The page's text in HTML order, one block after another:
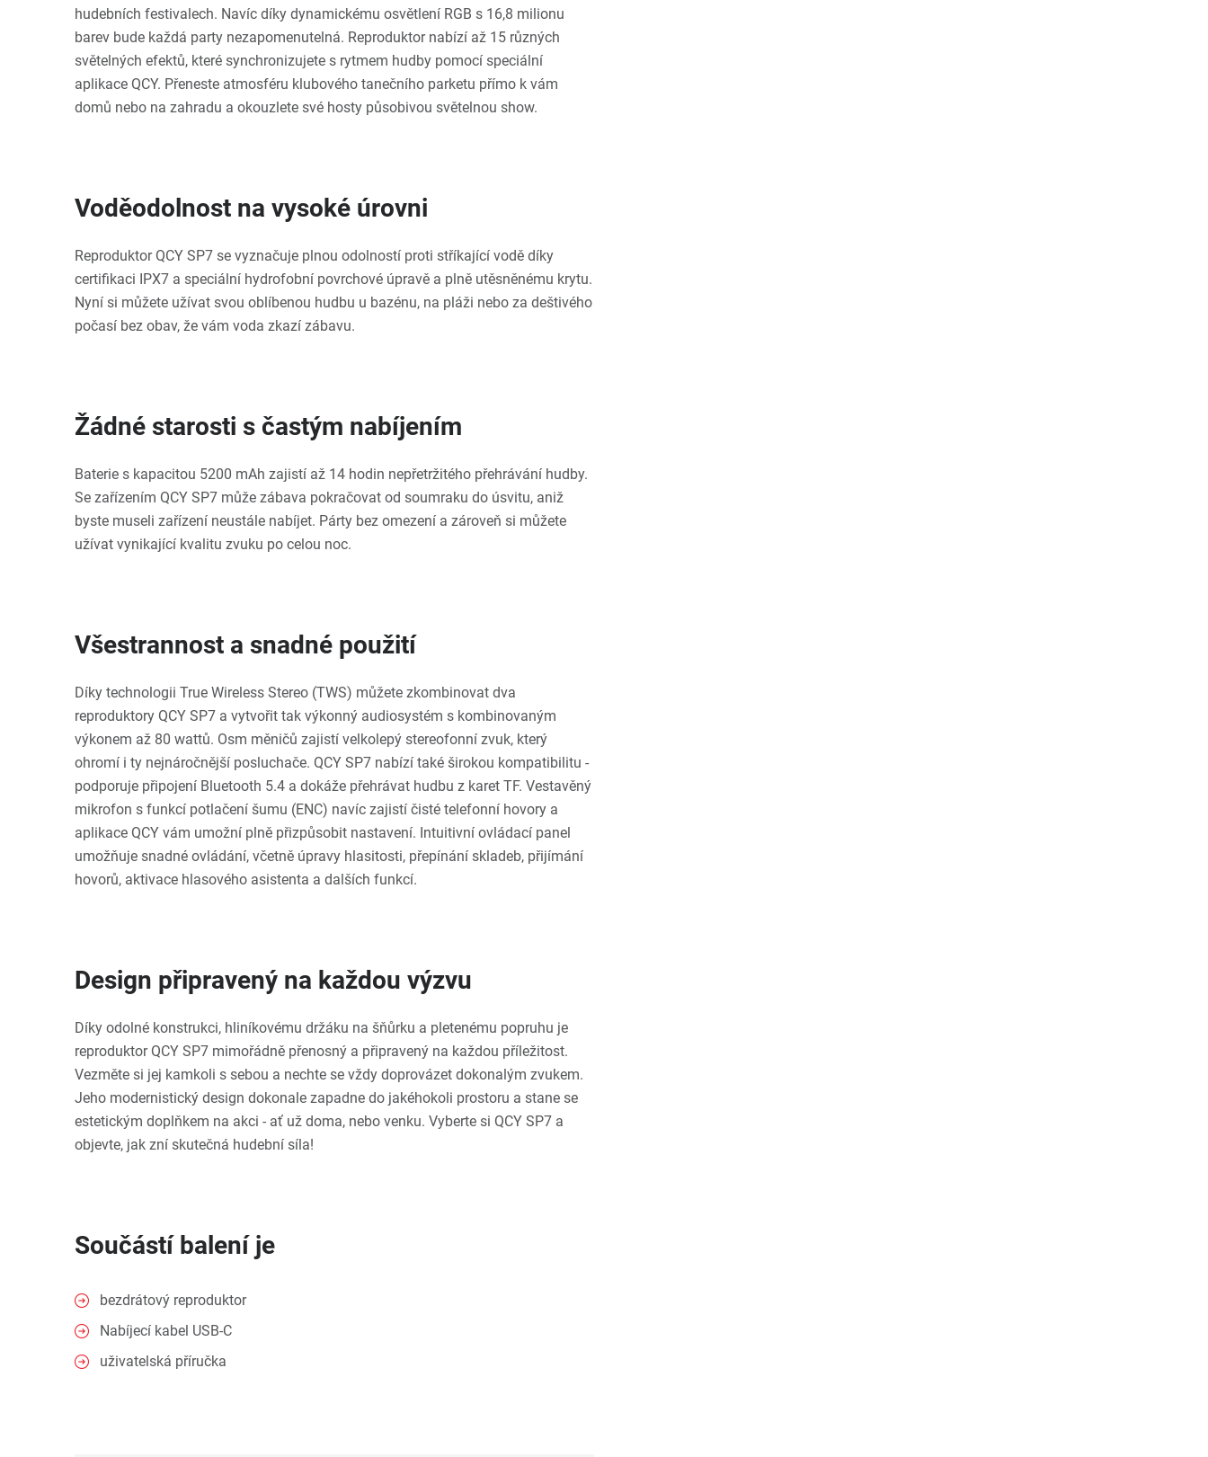
hudebních festivalech. Navíc díky dynamickému osvětlení RGB s 16,8 milionu
barev bude každá party nezapomenutelná. Reproduktor nabízí až 15 různých
světelných efektů, které synchronizujete s rytmem hudby pomocí speciální
aplikace QCY. Přeneste atmosféru klubového tanečního parketu přímo k vám
domů nebo na zahradu a okouzlete své hosty působivou světelnou show.
Voděodolnost na vysoké úrovni
Reproduktor QCY SP7 se vyznačuje plnou odolností proti stříkající vodě díky
certifikaci IPX7 a speciální hydrofobní povrchové úpravě a plně utěsněnému krytu.
Nyní si můžete užívat svou oblíbenou hudbu u bazénu, na pláži nebo za deštivého
počasí bez obav, že vám voda zkazí zábavu.
Žádné starosti s častým nabíjením
Baterie s kapacitou 5200 mAh zajistí až 14 hodin nepřetržitého přehrávání hudby.
Se zařízením QCY SP7 může zábava pokračovat od soumraku do úsvitu, aniž
byste museli zařízení neustále nabíjet. Párty bez omezení a zároveň si můžete
užívat vynikající kvalitu zvuku po celou noc.
Všestrannost a snadné použití
Díky technologii True Wireless Stereo (TWS) můžete zkombinovat dva
reproduktory QCY SP7 a vytvořit tak výkonný audiosystém s kombinovaným
výkonem až 80 wattů. Osm měničů zajistí velkolepý stereofonní zvuk, který
ohromí i ty nejnáročnější posluchače. QCY SP7 nabízí také širokou kompatibilitu -
podporuje připojení Bluetooth 5.4 a dokáže přehrávat hudbu z karet TF. Vestavěný
mikrofon s funkcí potlačení šumu (ENC) navíc zajistí čisté telefonní hovory a
aplikace QCY vám umožní plně přizpůsobit nastavení. Intuitivní ovládací panel
umožňuje snadné ovládání, včetně úpravy hlasitosti, přepínání skladeb, přijímání
hovorů, aktivace hlasového asistenta a dalších funkcí.
Design připravený na každou výzvu
Díky odolné konstrukci, hliníkovému držáku na šňůrku a pletenému popruhu je
reproduktor QCY SP7 mimořádně přenosný a připravený na každou příležitost.
Vezměte si jej kamkoli s sebou a nechte se vždy doprovázet dokonalým zvukem.
Jeho modernistický design dokonale zapadne do jakéhokoli prostoru a stane se
estetickým doplňkem na akci - ať už doma, nebo venku. Vyberte si QCY SP7 a
objevte, jak zní skutečná hudební síla!
Součástí balení je
bezdrátový reproduktor
Nabíjecí kabel USB-C
uživatelská příručka